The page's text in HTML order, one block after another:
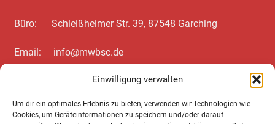
Einwilligung verwalten
Um dir ein optimales Erlebnis zu bieten, verwenden wir Technologien wie
Cookies, um Geräteinformationen zu speichern und/oder darauf
Büro: Schleißheimer Str. 39, 87548 Garching
Email: info@mwbsc.de
Telefon: +49 89 / 20 00 35 62